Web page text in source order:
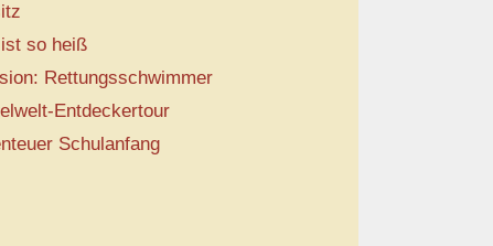
so heiß
Rettungsschwimmer
Entdeckertour
Schulanfang